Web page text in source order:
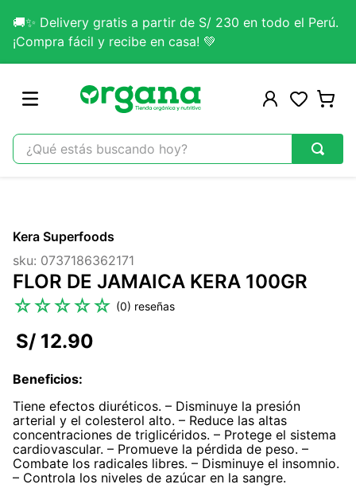
🚚✨ Delivery gratis a partir de S/ 230 en todo el Perú.
¡Compra fácil y recibe en casa! 💚
¿Qué estás buscando hoy?
2.
citrato magnesio
3.
colageno
lab nutrition
6
glicinato magnesio
7.
magnesio
8.
melena leon
9.
stevia
10. proteina
Kera Superfoods
sku: 0737186362171
FLOR DE JAMAICA KERA 100GR
☆☆☆☆☆ (0)
S/ 12.90
Beneficios:
Tiene efectos diuréticos. – Disminuye la presión
arterial y el colesterol alto. – Reduce las altas
concentraciones de triglicéridos. – Protege el sistema
cardiovascular. – Promueve la pérdida de peso. –
Combate los radicales libres. – Disminuye el insomnio.
– Controla los niveles de azúcar en la sangre.